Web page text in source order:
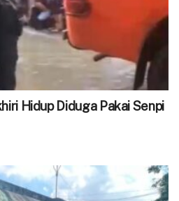
Hidup Diduga Pakai Senpi